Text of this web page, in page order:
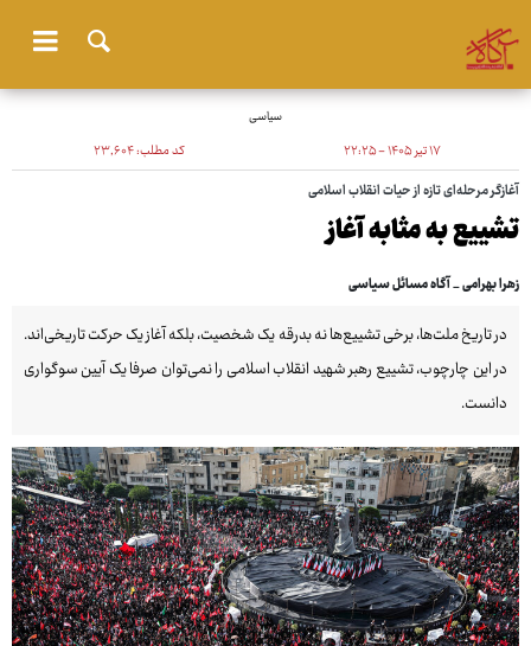
سیاسی
۱۷ تیر ۱۴۰۵ - ۲۲:۲۵ کد مطلب:۲۳٬۶۰۴
آغازگر مرحله‌ای تازه از حیات انقلاب اسلامی
تشییع به مثابه آغاز
زهرا بهرامی _ آگاه مسائل سیاسی
در تاریخ ملت‌ها، برخی تشییع‌ها نه بدرقه یک شخصیت، بلکه آغاز یک حرکت تاریخی‌اند.
در این چارچوب، تشییع رهبر شهید انقلاب اسلامی را نمی‌توان صرفا یک آیین سوگواری
دانست.